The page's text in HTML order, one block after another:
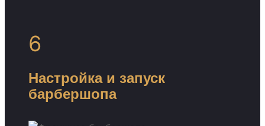
6
Настройка и запуск
барбершопа